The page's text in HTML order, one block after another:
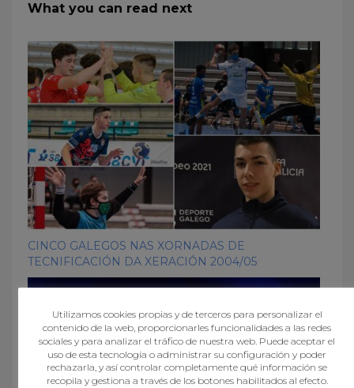
What you can read next
CINCO GALEGOS NAS XORNADAS DE
TECNIFICACIÓN DA XERACIÓN 2004/05
Utilizamos cookies propias y de terceros para personalizar el
contenido de la web, proporcionarles funcionalidades a las redes
sociales y para analizar el tráfico de nuestra web. Puede aceptar el
uso de esta tecnología o administrar su configuración y poder
rechazarla, y así controlar completamente qué información se
recopila y gestiona a través de los botones habilitados al efecto.